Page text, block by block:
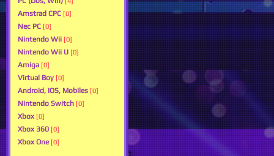
Amstrad CPC [0]
Nec PC [0]
Nintendo Wii [0]
Nintendo Wii U [0]
Amiga [0]
Virtual Boy [0]
Android, IOS, Mobiles [0]
Nintendo Switch [0]
Xbox [0]
Xbox 360 [0]
Xbox One [0]